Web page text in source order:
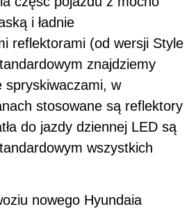
i ładnie
reflektorami (od wersji Style
znajdziemy
spryskiwaczami, w
stosowane są reflektory
do jazdy dziennej LED są
wszystkich
nowego Hyundaia